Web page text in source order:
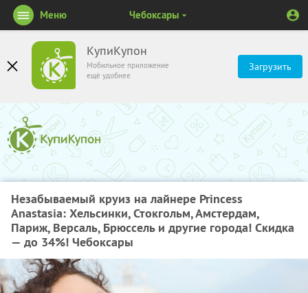
КупиКупон
Мобильное приложение
ещё удобнее
Загрузить
Меню Чебоксары
Незабываемый круиз на лайнере Princess
Anastasia: Хельсинки, Стокгольм, Амстердам,
Париж, Версаль, Брюссель и другие города! Скидка
— до 34%! Чебоксары